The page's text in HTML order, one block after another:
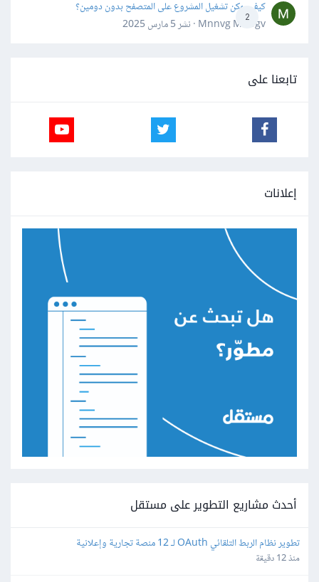
2
كيف يمكن تشغيل المشروع على المتصفح بدون دومين؟
Mnnvg Mnbgv · نشر
5 مارس 2025
تابعنا على
إعلانات
أحدث مشاريع التطوير على مستقل
تطوير نظام الربط التلقائي OAuth لـ 12 منصة تجارية وإعلانية
منذ 12 دقيقة